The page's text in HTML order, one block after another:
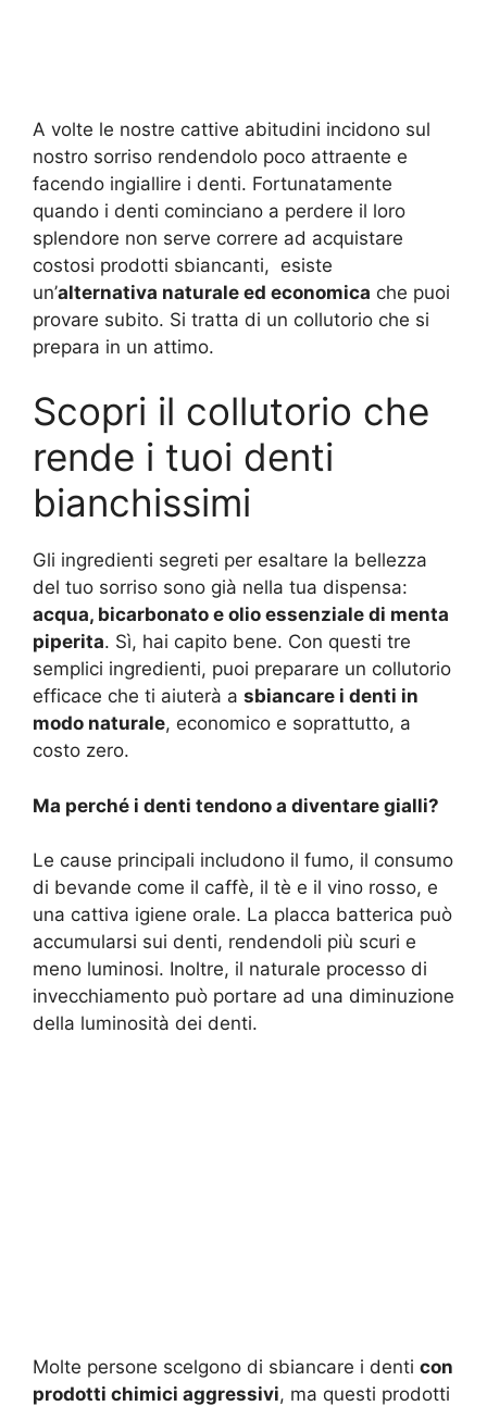
A volte le nostre cattive abitudini incidono sul
nostro sorriso rendendolo poco attraente e
facendo ingiallire i denti. Fortunatamente
quando i denti cominciano a perdere il loro
splendore non serve correre ad acquistare
costosi prodotti sbiancanti, esiste
un’alternativa naturale ed economica che puoi
provare subito. Si tratta di un collutorio che si
prepara in un attimo.
Scopri il collutorio che
rende i tuoi denti
bianchissimi
Gli ingredienti segreti per esaltare la bellezza
del tuo sorriso sono già nella tua dispensa:
acqua, bicarbonato e olio essenziale di menta
piperita. Sì, hai capito bene. Con questi tre
semplici ingredienti, puoi preparare un collutorio
efficace che ti aiuterà a sbiancare i denti in
modo naturale, economico e soprattutto, a
costo zero.
Ma perché i denti tendono a diventare gialli?
Le cause principali includono il fumo, il consumo
di bevande come il caffè, il tè e il vino rosso, e
una cattiva igiene orale. La placca batterica può
accumularsi sui denti, rendendoli più scuri e
meno luminosi. Inoltre, il naturale processo di
invecchiamento può portare ad una diminuzione
della luminosità dei denti.
Molte persone scelgono di sbiancare i denti con
prodotti chimici aggressivi, ma questi prodotti